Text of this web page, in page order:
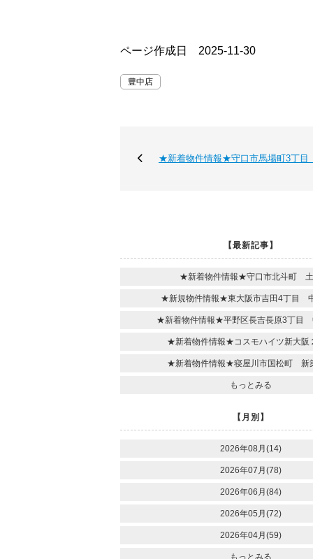
ページ作成日 2025-11-30
豊中店
★新着物件情報★守口市馬場町3丁
【最新記事】
★新着物件情報★守口市北斗町
★新規物件情報★東大阪市吉田4丁目
★新着物件情報★平野区長吉長原3丁目
★新着物件情報★コスモハイツ新大阪
★新着物件情報★寝屋川市国松町 新
もっとみる
【月別】
2026年08月(14)
2026年07月(78)
2026年06月(84)
2026年05月(72)
2026年04月(59)
もっとみる